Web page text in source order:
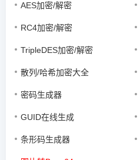
AES加密/解密
RC4加密/解密
TripleDES加密/解密
散列/哈希加密大全
密码生成器
GUID在线生成
条形码生成器